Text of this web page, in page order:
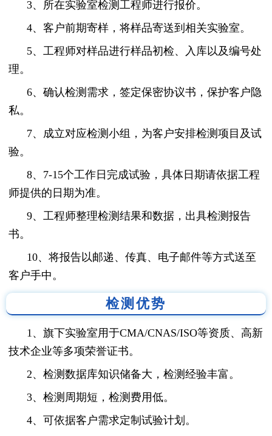
3、所在实验室检测工程师进行报价。
4、客户前期寄样，将样品寄送到相关实验室。
5、工程师对样品进行样品初检、入库以及编号处
理。
6、确认检测需求，签定保密协议书，保护客户隐
私。
7、成立对应检测小组，为客户安排检测项目及试
验。
8、7-15个工作日完成试验，具体日期请依据工程
师提供的日期为准。
9、工程师整理检测结果和数据，出具检测报告
书。
10、将报告以邮递、传真、电子邮件等方式送至
客户手中。
检测优势
1、旗下实验室用于CMA/CNAS/ISO等资质、高新
技术企业等多项荣誉证书。
2、检测数据库知识储备大，检测经验丰富。
3、检测周期短，检测费用低。
4、可依据客户需求定制试验计划。